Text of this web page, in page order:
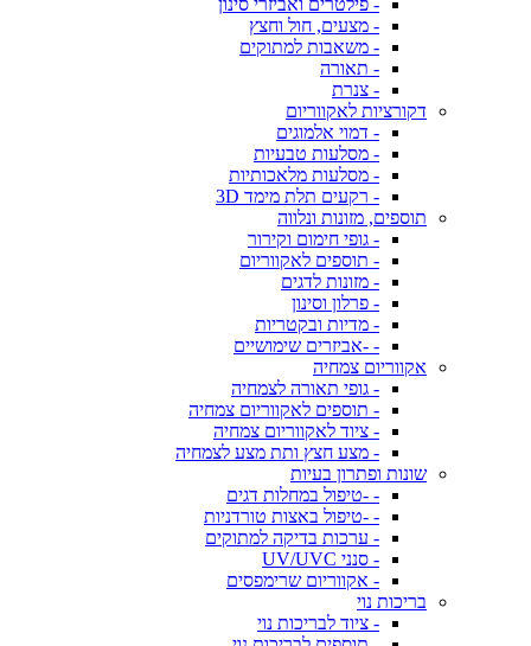
- פילטרים ואביזרי סינון
- מצעים, חול וחצץ
- משאבות למתוקים
- תאורה
- צנרת
דקורציות לאקווריום
- דמוי אלמוגים
- מסלעות טבעיות
- מסלעות מלאכותיות
- רקעים תלת מימד 3D
תוספים, מזונות ונלווה
- גופי חימום וקירור
- תוספים לאקווריום
- מזונות לדגים
- פרלון וסינון
- מדיות ובקטריות
- -אביזרים שימושיים
אקווריום צמחיה
- גופי תאורה לצמחיה
- תוספים לאקווריום צמחיה
- ציוד לאקווריום צמחיה
- מצע חצץ ותת מצע לצמחיה
שונות ופתרון בעיות
- -טיפול במחלות דגים
- -טיפול באצות טורדניות
- ערכות בדיקה למתוקים
- סנני UV/UVC
- אקווריום שרימפסים
בריכות נוי
- ציוד לבריכות נוי